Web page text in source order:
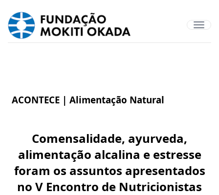
ACONTECE | Alimentação Natural
Comensalidade, ayurveda,
alimentação alcalina e estresse
foram os assuntos apresentados
no V Encontro de Nutricionistas